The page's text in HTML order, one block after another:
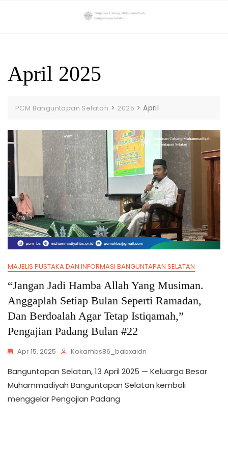
April 2025
PCM Banguntapan Selatan > 2025 >April
MAJELIS PUSTAKA DAN INFORMASI BANGUNTAPAN SELATAN
“Jangan Jadi Hamba Allah Yang Musiman.
Anggaplah Setiap Bulan Seperti Ramadan,
Dan Berdoalah Agar Tetap Istiqamah,”
Pengajian Padang Bulan #22
Apr 15, 2025 Kokambs86_babxaidn
Banguntapan Selatan, 13 April 2025 — Keluarga Besar
Muhammadiyah Banguntapan Selatan kembali
menggelar Pengajian Padang